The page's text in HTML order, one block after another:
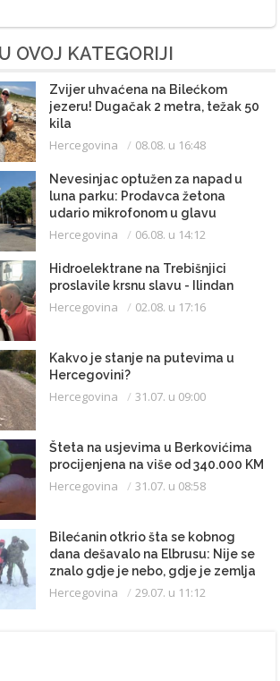
OVOJ KATEGORIJI
Zvijer uhvaćena na Bilećkom
jezeru! Dugačak 2 metra, težak 50
kila
Hercegovina 08.08. u 16:48
Nevesinjac optužen za napad u
luna parku: Prodavca žetona
udario mikrofonom u glavu
Hercegovina 06.08. u 14:12
Hidroelektrane na Trebišnjici
proslavile krsnu slavu - Ilindan
Hercegovina 02.08. u 17:16
Kakvo je stanje na putevima u
Hercegovini?
Hercegovina 31.07. u 09:00
Šteta na usjevima u Berkovićima
procijenjena na više od 340.000 KM
Hercegovina 31.07. u 08:58
Bilećanin otkrio šta se kobnog
dana dešavalo na Elbrusu: Nije se
znalo gdje je nebo, gdje je zemlja
Hercegovina 29.07. u 11:12